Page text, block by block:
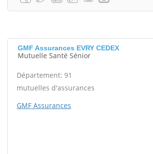
GMF Assurances EVRY CEDEX
Mutuelle Santé Sénior
Département: 91
mutuelles d'assurances
GMF Assurances